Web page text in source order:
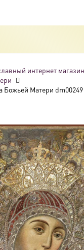
интернет магазин
Божьей Матери